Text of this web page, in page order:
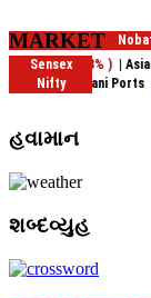
MARKET
હવામાન
શબ્દવ્યુહ